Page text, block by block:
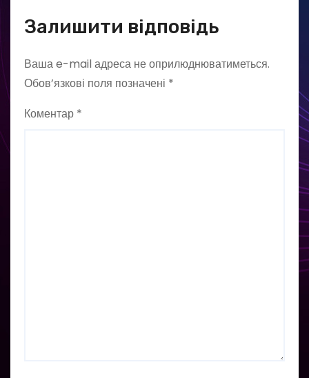
Залишити відповідь
Ваша e-mail адреса не оприлюднюватиметься.
Обов’язкові поля позначені *
Коментар *